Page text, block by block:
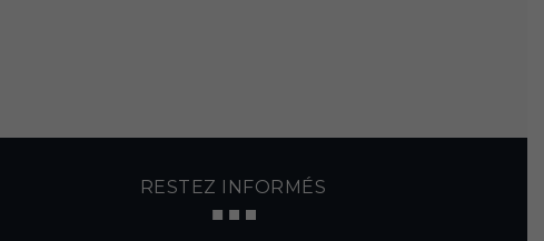
RESTEZ INFORMÉS